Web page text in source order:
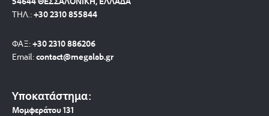
ΤΗΛ.:+30 2310 855844
ΦΑΞ:+30 2310 886206
Email:contact@megalab.gr
Υποκατάστημα:
Μομφεράτου 131